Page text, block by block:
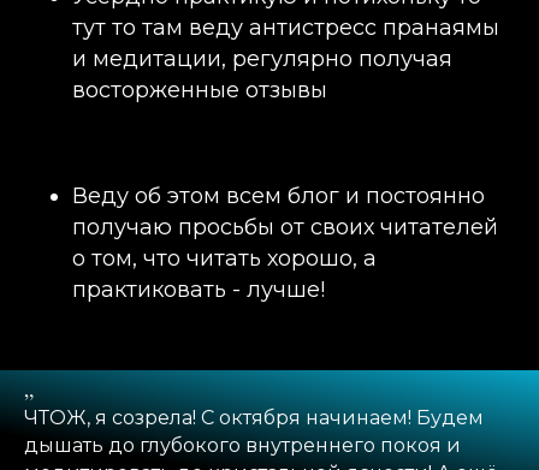
тут то там веду антистресс пранаямы
и медитации, регулярно получая
восторженные отзывы
Веду об этом всем блог и постоянно
получаю просьбы от своих читателей
о том, что читать хорошо, а
практиковать - лучше!
„
ЧТОЖ, я созрела! С октября начинаем! Будем
дышать до глубокого внутреннего покоя и